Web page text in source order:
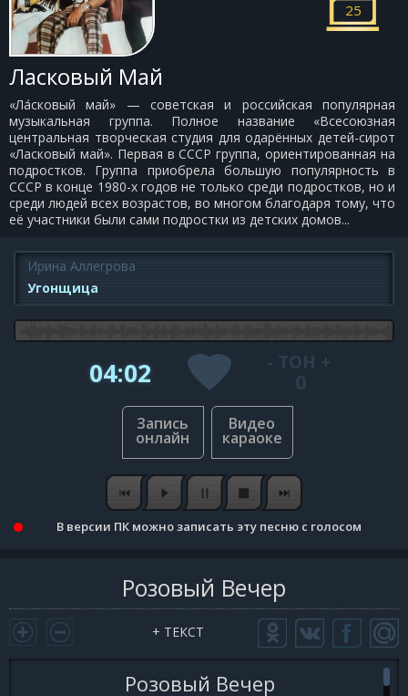
Ласковый Май
«Ла́сковый май» — советская и российская популярная
музыкальная группа. Полное название «Всесоюзная
центральная творческая студия для одарённых детей-сирот
«Ласковый май». Первая в СССР группа, ориентированная на
подростков. Группа приобрела большую популярность в
СССР в конце 1980-х годов не только среди подростков, но и
среди людей всех возрастов, во многом благодаря тому, что
её участники были сами подростки из детских домов...
25
Ирина Аллегрова
Угонщица
04:02 - ТОН +
0
В версии ПК можно записать эту песню с голосом
Розовый Вечер
+ ТЕКСТ
Розовый Вечер